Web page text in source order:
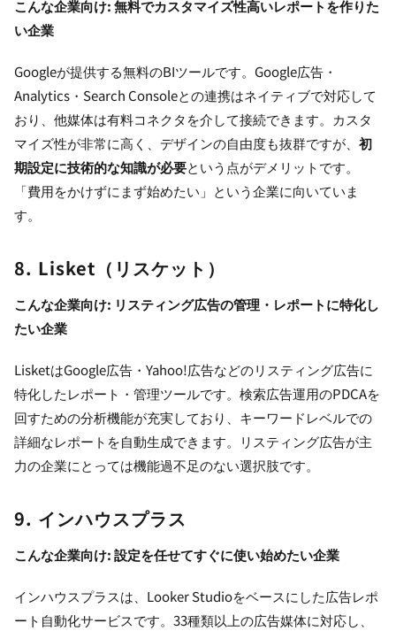
こんな企業向け: 無料でカスタマイズ性高いレポートを作りた
い企業
Googleが提供する無料のBIツールです。Google広告・
Analytics・Search Consoleとの連携はネイティブで対応して
おり、他媒体は有料コネクタを介して接続できます。カスタ
マイズ性が非常に高く、デザインの自由度も抜群ですが、 初
期設定に技術的な知識が必要という点がデメリットです。
「費用をかけずにまず始めたい」という企業に向いていま
す。
8. Lisket（リスケット）
こんな企業向け: リスティング広告の管理・レポートに特化し
たい企業
LisketはGoogle広告・Yahoo!広告などのリスティング広告に
特化したレポート・管理ツールです。検索広告運用のPDCAを
回すための分析機能が充実しており、キーワードレベルでの
詳細なレポートを自動生成できます。リスティング広告が主
力の企業にとっては機能過不足のない選択肢です。
9. インハウスプラス
こんな企業向け: 設定を任せてすぐに使い始めたい企業
インハウスプラスは、Looker Studioをベースにした広告レポ
ート自動化サービスです。33種類以上の広告媒体に対応し、